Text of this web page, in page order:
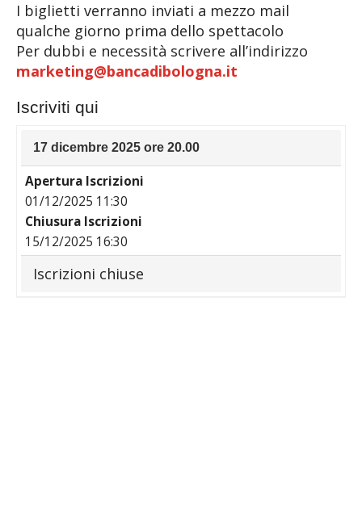
I biglietti verranno inviati a mezzo mail
qualche giorno prima dello spettacolo
Per dubbi e necessità scrivere all’indirizzo
marketing@bancadibologna.it
Iscriviti qui
17 dicembre 2025 ore 20.00
Apertura Iscrizioni
01/12/2025 11:30
Chiusura Iscrizioni
15/12/2025 16:30
Iscrizioni chiuse